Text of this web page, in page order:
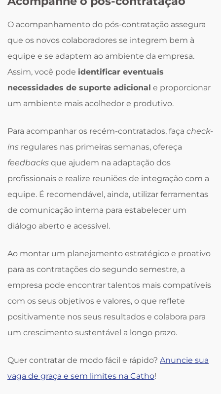
O acompanhamento do pós-contratação assegura
que os novos colaboradores se integrem bem à
equipe e se adaptem ao ambiente da empresa.
Assim, você pode identificar eventuais
necessidades de suporte adicional e proporcionar
um ambiente mais acolhedor e produtivo.
Para acompanhar os recém-contratados, faça check-
ins regulares nas primeiras semanas, ofereça
feedbacks que ajudem na adaptação dos
profissionais e realize reuniões de integração com a
equipe. É recomendável, ainda, utilizar ferramentas
de comunicação interna para estabelecer um
diálogo aberto e acessível.
Ao montar um planejamento estratégico e proativo
para as contratações do segundo semestre, a
empresa pode encontrar talentos mais compatíveis
com os seus objetivos e valores, o que reflete
positivamente nos seus resultados e colabora para
um crescimento sustentável a longo prazo.
Quer contratar de modo fácil e rápido? Anuncie sua
vaga de graça e sem limites na Catho!